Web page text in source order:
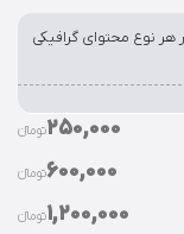
هر نوع محتوای گرافیکی
250,000تومان‫ء‬‫
شخصی.
600,000تومان‫ء‬‫
1,200,000تومان‫ء‬‫